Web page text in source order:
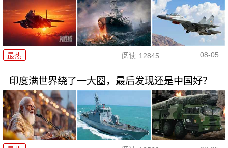
最热 阅读 12845 08-05
印度满世界绕了一大圈，最后发现还是中国好？